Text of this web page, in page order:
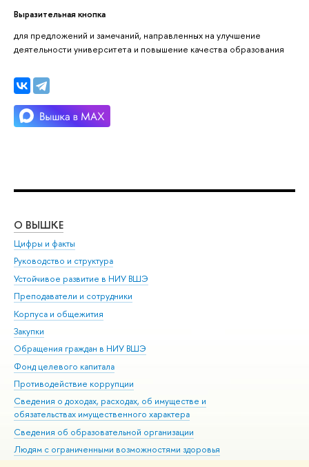
Выразительная кнопка
для предложений и замечаний, направленных на улучшение
деятельности университета и повышение качества образования
О ВЫШКЕ
Цифры и факты
Руководство и структура
Устойчивое развитие в НИУ ВШЭ
Преподаватели и сотрудники
Корпуса и общежития
Закупки
Обращения граждан в НИУ ВШЭ
Фонд целевого капитала
Противодействие коррупции
Сведения о доходах, расходах, об имуществе и
обязательствах имущественного характера
Сведения об образовательной организации
Людям с ограниченными возможностями здоровья